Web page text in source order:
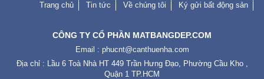
Trang chủ Tin tức Về chúng tôi Ký gửi bất động sản
CÔNG TY CỔ PHẦN MATBANGDEP.COM
Email : phucnt@canthuenha.com
Địa chỉ : Lầu 6 Toà Nhà HT 449 Trần Hưng Đạo, Phường Cầu Kho ,
Quận 1 TP.HCM